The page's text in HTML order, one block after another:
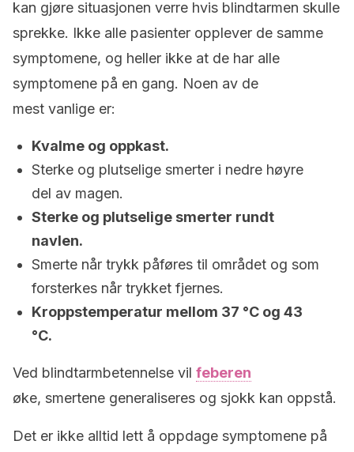
kan gjøre situasjonen verre hvis blindtarmen skulle
sprekke. Ikke alle pasienter opplever de samme
symptomene, og heller ikke at de har alle
symptomene på en gang. Noen av de
mest vanlige er:
Kvalme og oppkast.
Sterke og plutselige smerter i nedre høyre
del av magen.
Sterke og plutselige smerter rundt
navlen.
Smerte når trykk påføres til området og som
forsterkes når trykket fjernes.
Kroppstemperatur mellom 37 °C og 43
°C.
Ved blindtarmbetennelse vil feberen
øke, smertene generaliseres og sjokk kan oppstå.
Det er ikke alltid lett å oppdage symptomene på